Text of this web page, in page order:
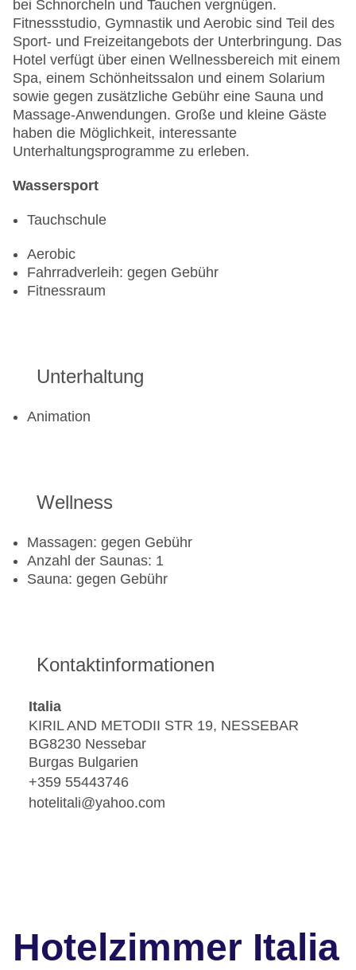
bei Schnorcheln und Tauchen vergnügen.
Fitnessstudio, Gymnastik und Aerobic sind Teil des
Sport- und Freizeitangebots der Unterbringung. Das
Hotel verfügt über einen Wellnessbereich mit einem
Spa, einem Schönheitssalon und einem Solarium
sowie gegen zusätzliche Gebühr eine Sauna und
Massage-Anwendungen. Große und kleine Gäste
haben die Möglichkeit, interessante
Unterhaltungsprogramme zu erleben.
Wassersport
Tauchschule
Aerobic
Fahrradverleih: gegen Gebühr
Fitnessraum
Unterhaltung
Animation
Wellness
Massagen: gegen Gebühr
Anzahl der Saunas: 1
Sauna: gegen Gebühr
Kontaktinformationen
Italia
KIRIL AND METODII STR 19, NESSEBAR
BG8230 Nessebar
Burgas Bulgarien
+359 55443746
hotelitali@yahoo.com
Hotelzimmer Italia